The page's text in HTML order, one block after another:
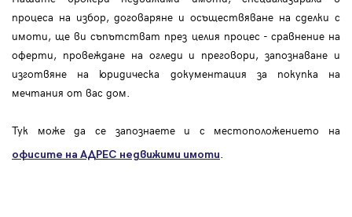
процеса на избор, договаряне и осъществяване на сделки с
имоти, ще ви съпътстват през целия процес - сравнение на
оферти, провеждане на огледи и преговори, запознаване и
изготвяне на юридическа документация за покупка на
мечтания от вас дом.
Тук може да се запознаете и с местоположението на
офисите на АДРЕС недвижими имоти.